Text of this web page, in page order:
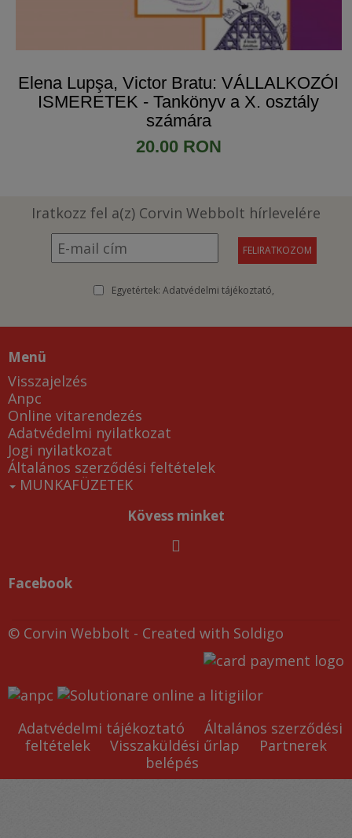
Elena Lupşa, Victor Bratu: VÁLLALKOZÓI
ISMERETEK - Tankönyv a X. osztály
számára
20.00 RON
Iratkozz fel a(z) Corvin Webbolt hírlevelére
Egyetértek: Adatvédelmi tájékoztató
Menü
Visszajelzés
Anpc
Online vitarendezés
Adatvédelmi nyilatkozat
Jogi nyilatkozat
Általános szerződési feltételek
MUNKAFÜZETEK
Kövess minket
Facebook
© Corvin Webbolt - Created with Soldigo
Adatvédelmi tájékoztató
Általános szerződési
feltételek
Visszaküldési űrlap
Partnerek
belépés